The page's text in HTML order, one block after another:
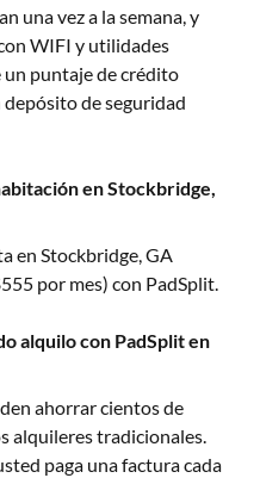
una vez a la semana, y
WIFI y utilidades
un puntaje de crédito
de seguridad
en Stockbridge,
en Stockbridge, GA
555 por mes) con PadSplit.
alquilo con PadSplit en
ahorrar cientos de
alquileres tradicionales.
paga una factura cada